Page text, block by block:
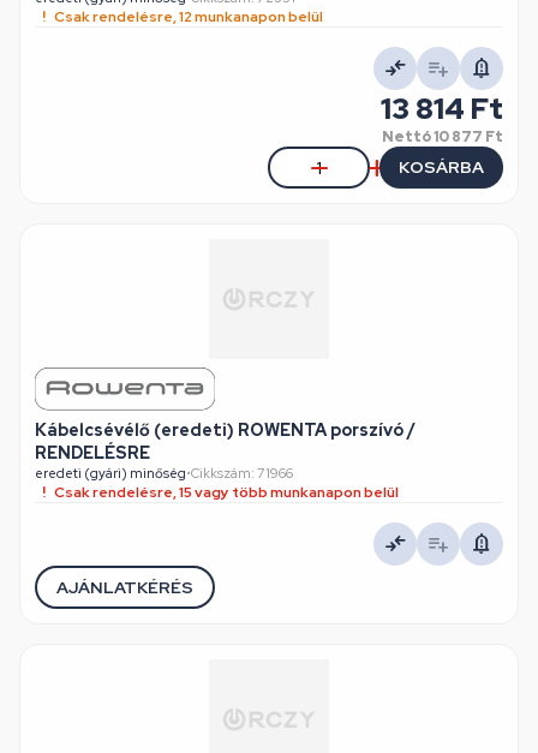
Csak rendelésre, 12 munkanapon belül
13 814 Ft
Nettó10 877 Ft
KOSÁRBA
Kábelcsévélő (eredeti) ROWENTA porszívó /
RENDELÉSRE
eredeti (gyári) minőség•Cikkszám: 71966
Csak rendelésre, 15 vagy több munkanapon belül
AJÁNLATKÉRÉS